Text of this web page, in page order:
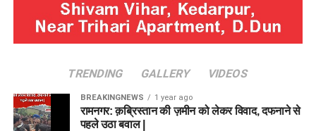
TRENDING GALLERY VIDEOS
BREAKINGNEWS 1 year ago
रामनगर: क़ब्रिस्तान की ज़मीन को लेकर विवाद, दफनाने से
पहले उठा बवाल |